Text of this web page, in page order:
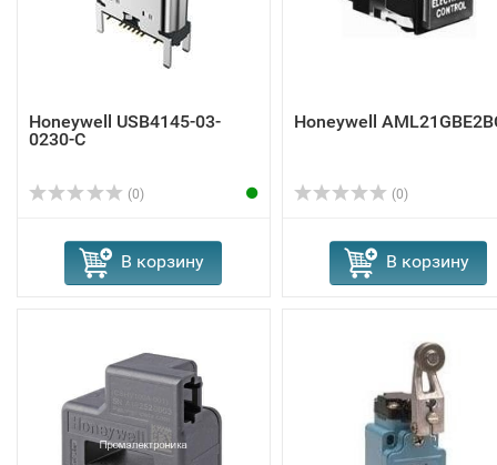
Honeywell USB4145-03-
0230-C
(0)
В корзину
Honeywell
(0)
В корзину